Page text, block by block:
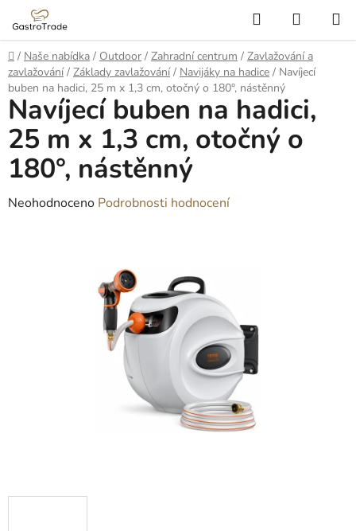
obsah
Hledat
KOŠÍK
Domů
/ Naše nabídka / Outdoor / Zahradní centrum / Zavlažování a
zavlažování / Základy zavlažování / Navijáky na hadice / Navíjecí
buben na hadici, 25 m x 1,3 cm, otočný o 180°, nástěnný
Navíjecí buben na hadici,
25 m x 1,3 cm, otočný o
180°, nástěnný
Průměrné
Neohodnoceno Podrobnosti hodnocení